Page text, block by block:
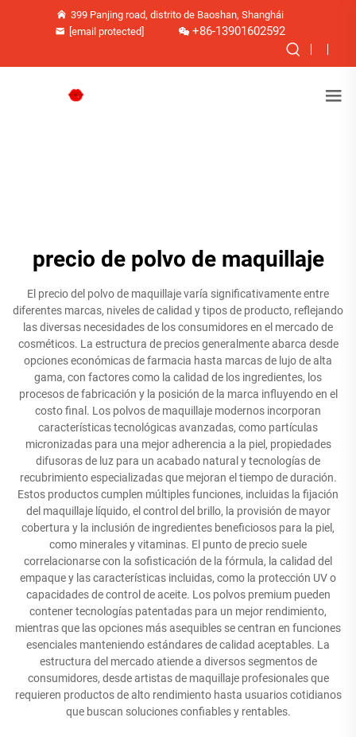
399 Panjing road, distrito de Baoshan, Shanghái
[email protected]
+86-13901602592
precio de polvo de maquillaje
El precio del polvo de maquillaje varía significativamente entre
diferentes marcas, niveles de calidad y tipos de producto, reflejando
las diversas necesidades de los consumidores en el mercado de
cosméticos. La estructura de precios generalmente abarca desde
opciones económicas de farmacia hasta marcas de lujo de alta
gama, con factores como la calidad de los ingredientes, los
procesos de fabricación y la posición de la marca influyendo en el
costo final. Los polvos de maquillaje modernos incorporan
características tecnológicas avanzadas, como partículas
micronizadas para una mejor adherencia a la piel, propiedades
difusoras de luz para un acabado natural y tecnologías de
recubrimiento especializadas que mejoran el tiempo de duración.
Estos productos cumplen múltiples funciones, incluidas la fijación
del maquillaje líquido, el control del brillo, la provisión de mayor
cobertura y la inclusión de ingredientes beneficiosos para la piel,
como minerales y vitaminas. El punto de precio suele
correlacionarse con la sofisticación de la fórmula, la calidad del
empaque y las características incluidas, como la protección UV o
capacidades de control de aceite. Los polvos premium pueden
contener tecnologías patentadas para un mejor rendimiento,
mientras que las opciones más asequibles se centran en funciones
esenciales manteniendo estándares de calidad aceptables. La
estructura del mercado atiende a diversos segmentos de
consumidores, desde artistas de maquillaje profesionales que
requieren productos de alto rendimiento hasta usuarios cotidianos
que buscan soluciones confiables y rentables.